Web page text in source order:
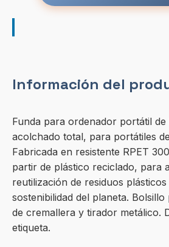
Información del
Funda para ordenador portátil
acolchado total, para portátiles
Fabricada en resistente RPET
partir de plástico reciclado, para
reutilización de residuos
sostenibilidad del planeta.
de cremallera y tirador metálico.
etiqueta.